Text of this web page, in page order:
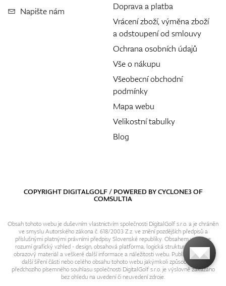
Napište nám
Doprava a platba
Vrácení zboží, výměna zboží
a odstoupení od smlouvy
Ochrana osobních údajů
Vše o nákupu
Všeobecní obchodní
podmínky
Mapa webu
Velikostní tabulky
Blog
COPYRIGHT DIGITALGOLF / POWERED BYCYCLONE3OF
COMSULTIA
Obsah tohoto webu je duševním vlastnictvím společnosti DigitalGolf s.r.o. a je chráněn
ve smyslu Autorského zákona č. 618/2003 Z.z. ve znění pozdějších předpisů a
příslušnými platnými právními předpisy Slovenské republiky. Obsahem webu se
rozumí grafický vzhled - design, obsahová platforma, logická struktura, textový i
obrazový materiál a veškeré další informace a náležitosti webu. Publikování resp.
další šíření části nebo celého obsahu tohoto webu jakýmkoli způsobem bez
předchozího písemného souhlasu společnosti DigitalGolf s.r.o. je výslovně zakázáno
bez ohledu na uvedení či neuvedení zdroje.